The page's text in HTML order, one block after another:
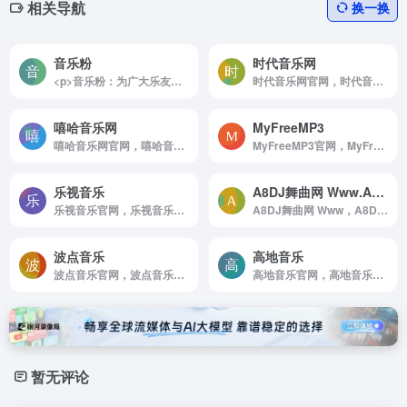
相关导航 换一换
音乐粉
<p>音乐粉：为广大乐友提供丰富的简谱、曲谱、歌词和音乐教程资源</p>
时代音乐网
时代音乐网官网，时代音乐网，提供MP3歌曲免费下载，歌曲下载，在线试听流行歌曲和好听的歌，经典老歌大全，伤感歌曲，非主流音乐，好听的英文歌曲，儿童歌曲，网络歌曲，最新歌曲下载，下歌曲听音乐，在线听歌曲尽在时代音乐网。
嘻哈音乐网
嘻哈音乐网官网，嘻哈音乐网，免费DJ舞曲MP3，MP4视频下载，收录了网上最新歌曲和流行音乐，网络歌曲，好听的歌，非主流音乐，经典老歌，搞笑歌曲，儿童歌曲，英文歌曲等。是您寻找好听的歌首选网站
MyFreeMP3
MyFreeMP3官网，MyFreeMP3在线听音乐，音乐下载。
乐视音乐
乐视音乐官网，乐视音乐频道提供最全最新的MV，现场，纪录片，原创节目等高品质音乐视频内容， 致力于打造最具专业水准的互联网音乐视频媒体和音乐整合营销平台。
A8DJ舞曲网 Www.A8DJ.Com 汇集娱乐精英 广西DJ总站 包房精品DJ舞曲汇聚平台
A8DJ舞曲网 Www，A8DJ，Com 汇集娱乐精英 广西DJ总站 包房精品DJ舞曲汇聚平台官网，A8DJ舞曲网以东南亚DJ为核心，提供最新包房DJ音乐，每天更新快人一步，专业DJ团队精心制作好听的串烧，打造车载DJ舞曲，为DJ工作者收录国外DJ舞曲，提供高音质在线试听及MP3免费下载，全方位满足DJ工作者及音乐爱好者的需求。
波点音乐
波点音乐官网，波点音乐，年轻人都在用的音乐App！亿级曲库在线畅听，网罗各种音乐大咖，学生党必备的宝藏应用。歌多，好看，省钱，极简界面与极致听歌体验，还原音乐原本的样子！
高地音乐
高地音乐官网，高地音乐网专门收集全世界伟大的乐队，歌手的所有无损音乐专辑，对人类有杰出贡献的音乐，都是网站收集的对象，欢迎你来获取你需要的音乐。
暂无评论